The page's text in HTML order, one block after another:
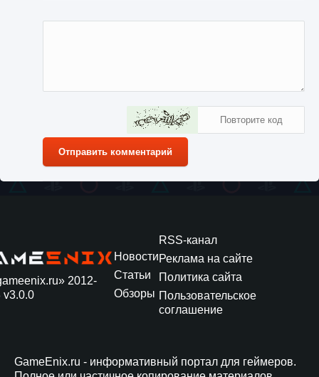
Отправить комментарий
2012-
v3.0.0
Новости
Статьи
Обзоры
RSS-канал
Реклама на сайте
Политика сайта
Пользовательское
соглашение
GameEnix.ru - информативный портал для геймеров.